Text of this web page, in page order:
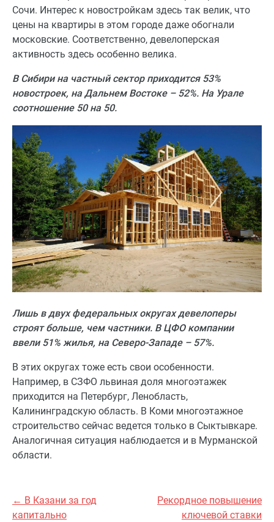
Сочи. Интерес к новостройкам здесь так велик, что
цены на квартиры в этом городе даже обогнали
московские. Соответственно, девелоперская
активность здесь особенно велика.
В Сибири на частный сектор приходится 53%
новостроек, на Дальнем Востоке – 52%. На Урале
соотношение 50 на 50.
Лишь в двух федеральных округах девелоперы
строят больше, чем частники. В ЦФО компании
ввели 51% жилья, на Северо-Западе – 57%.
В этих округах тоже есть свои особенности.
Например, в СЗФО львиная доля многоэтажек
приходится на Петербург, Ленобласть,
Калининградскую область. В Коми многоэтажное
строительство сейчас ведется только в Сыктывкаре.
Аналогичная ситуация наблюдается и в Мурманской
области.
← В Казани за год
капитально
Рекордное повышение
ключевой ставки